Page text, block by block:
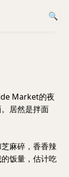
Market的夜
居然是拌面
麻碎，香香辣
饭量，估计吃